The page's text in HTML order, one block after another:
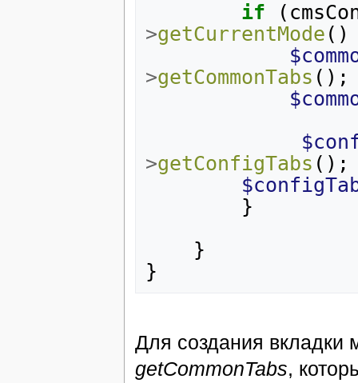
if
(
>getCurrentMode ()
>getCommonTabs ();
>getConfigTabs ();
}
}
}
Для создания вкладки
getCommonTabs,